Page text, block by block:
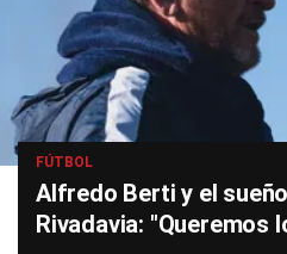
FÚTBOL
Alfredo Berti y el
Rivadavia: "Queremos